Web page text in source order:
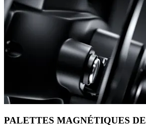
PALETTES MAGNÉTIQUES DE